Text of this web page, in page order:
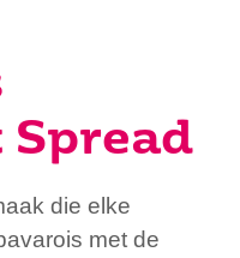
Spread
die elke
met de